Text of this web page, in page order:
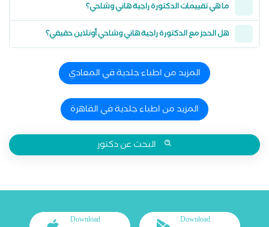
ما هي تقييمات الدكتورة راجية هاني وشاحي؟
هل الحجز مع الدكتورة راجية هاني وشاحي أونلاين حقيقي؟
المزيد من اطباء جلدية في المعادي
المزيد من اطباء جلدية في القاهرة
البحث عن دكتور
Download
Download